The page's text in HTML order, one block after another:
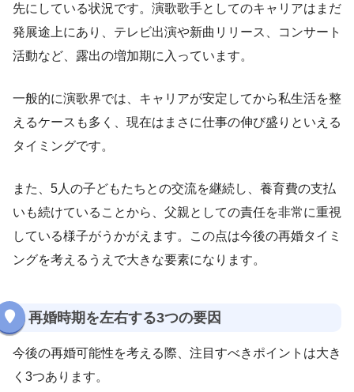
先にしている状況です。演歌歌手としてのキャリアはまだ
発展途上にあり、テレビ出演や新曲リリース、コンサート
活動など、露出の増加期に入っています。
一般的に演歌界では、キャリアが安定してから私生活を整
えるケースも多く、現在はまさに仕事の伸び盛りといえる
タイミングです。
また、5人の子どもたちとの交流を継続し、養育費の支払
いも続けていることから、父親としての責任を非常に重視
している様子がうかがえます。この点は今後の再婚タイミ
ングを考えるうえで大きな要素になります。
再婚時期を左右する3つの要因
今後の再婚可能性を考える際、注目すべきポイントは大き
く3つあります。